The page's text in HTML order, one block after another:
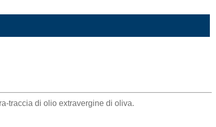
traccia di olio extravergine di oliva.